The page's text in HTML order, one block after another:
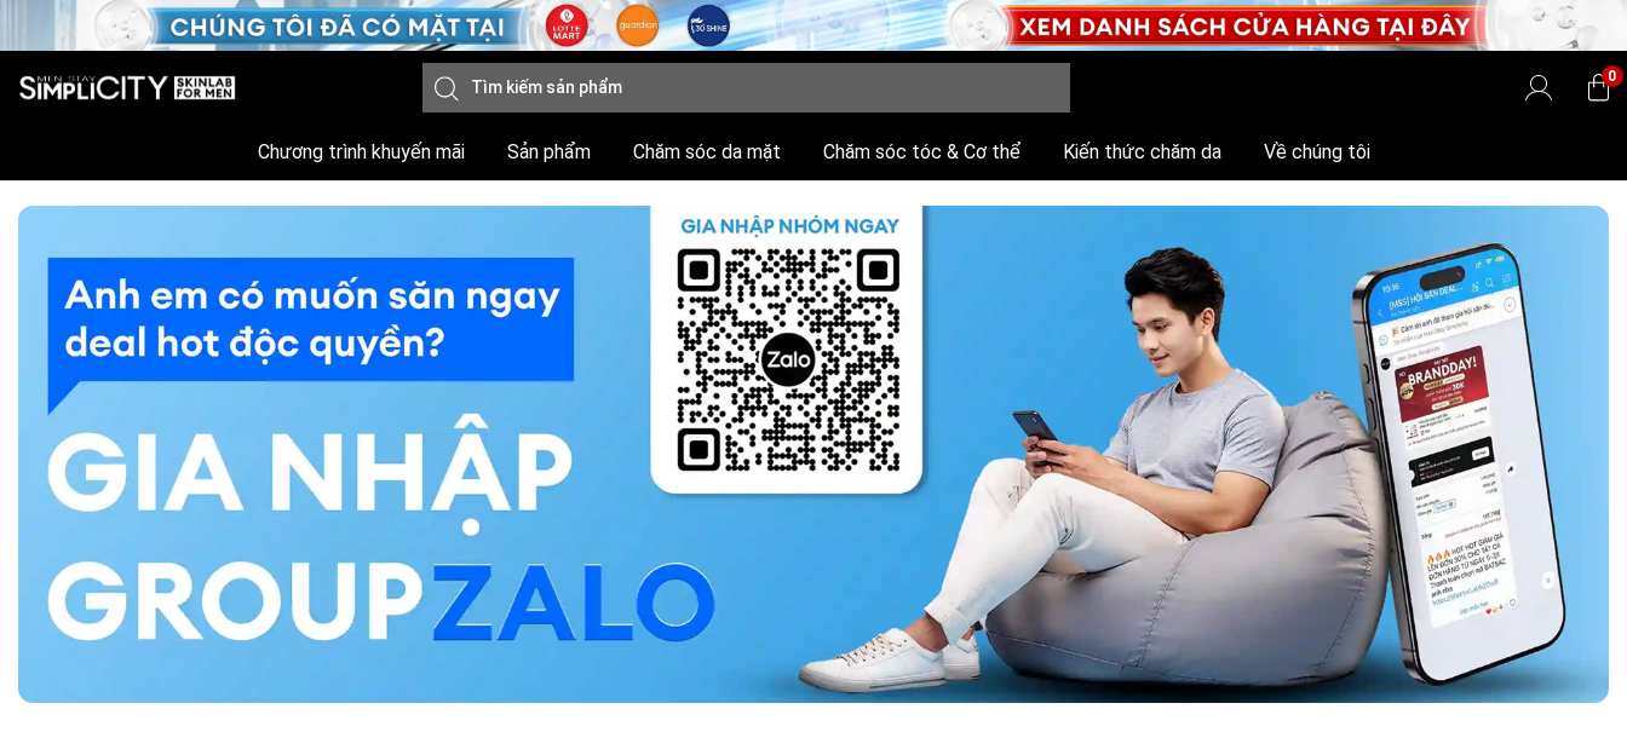
0
Chương trình khuyến mãi Sản phẩm Chăm sóc da mặt Chăm sóc tóc & Cơ thể Kiến thức chăm da Về chúng tôi